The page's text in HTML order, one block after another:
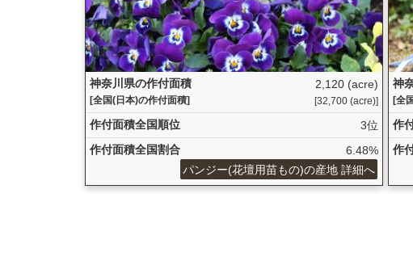
神奈川県の作付面積
[全国(日本)の作付面積]
2,120 (acre)
[32,700 (acre)]
作付面積全国順位
3位
作付面積全国割合
6.48%
パンジー(花壇用苗もの)の産地 詳細へ
神
[全
作
作